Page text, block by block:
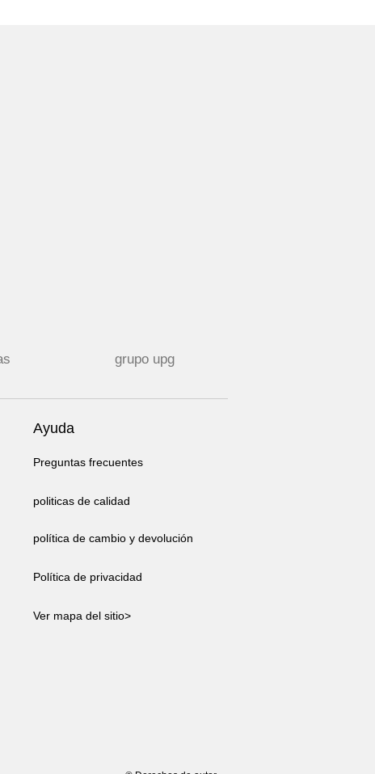
grupo upg
Ayuda
Preguntas frecuentes
politicas de calidad
política de cambio y devolución
Política de privacidad
Ver mapa del sitio>